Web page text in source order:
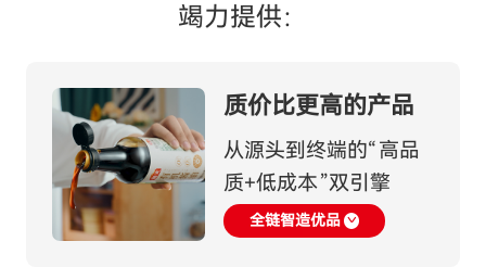
竭力提供：
质价比更高的产品
从源头到终端的“高品
质+低成本”双引擎
全链智造优品